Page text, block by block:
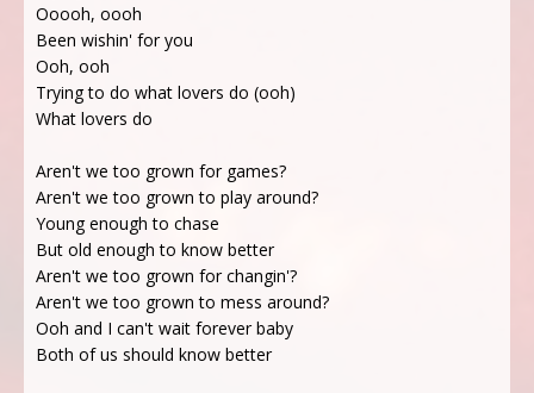
Ooooh, oooh
Been wishin' for you
Ooh, ooh
Trying to do what lovers do (ooh)
What lovers do
Aren't we too grown for games?
Aren't we too grown to play around?
Young enough to chase
But old enough to know better
Aren't we too grown for changin'?
Aren't we too grown to mess around?
Ooh and I can't wait forever baby
Both of us should know better